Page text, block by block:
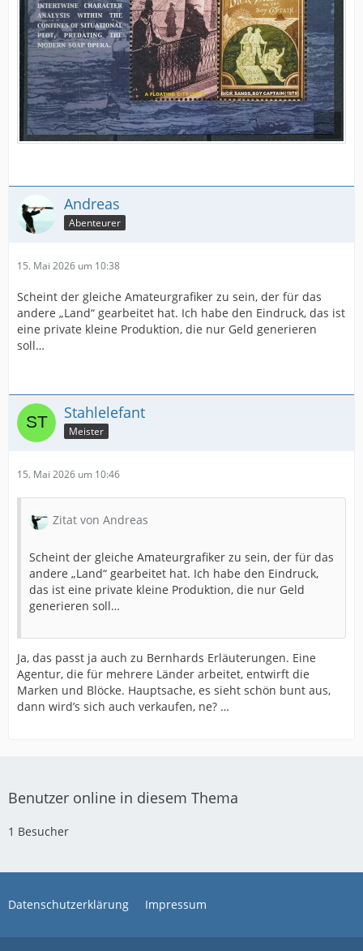
Andreas
Abenteurer
15. Mai 2026 um 10:38
Scheint der gleiche Amateurgrafiker zu sein, der für das
andere „Land“ gearbeitet hat. Ich habe den Eindruck, das ist
eine private kleine Produktion, die nur Geld generieren
soll…
Stahlelefant
Meister
15. Mai 2026 um 10:46
Zitat von Andreas
Scheint der gleiche Amateurgrafiker zu sein, der für das
andere „Land“ gearbeitet hat. Ich habe den Eindruck,
das ist eine private kleine Produktion, die nur Geld
generieren soll…
Ja, das passt ja auch zu Bernhards Erläuterungen. Eine
Agentur, die für mehrere Länder arbeitet, entwirft die
Marken und Blöcke. Hauptsache, es sieht schön bunt aus,
dann wird’s sich auch verkaufen, ne? …
Benutzer online in diesem Thema
1 Besucher
Datenschutzerklärung Impressum